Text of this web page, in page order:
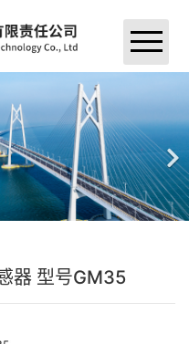
＞
＞
器 型号GM35